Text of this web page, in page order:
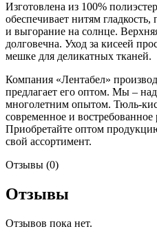
Изготовлена из 100%
обеспечивает нитям
и выгорание на солнце.
долговечна. Уход за кисеей
мешке для деликатных тканей.
Компания «Лентабел»
предлагает его оптом. Мы –
многолетним опытом. Тюль-
современное и
Приобретайте оптом
свой ассортимент.
Отзывы (0)
Отзывы
Отзывов пока нет.